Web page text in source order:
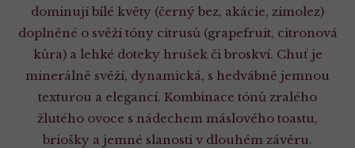
dominují bílé květy (černý bez, akácie, zimolez)
doplněné o svěží tóny citrusů (grapefruit, citronová
kůra) a lehké doteky hrušek či broskví. Chuť je
minerálně svěží, dynamická, s hedvábně jemnou
texturou a elegancí. Kombinace tónů zralého
žlutého ovoce s nádechem máslového toastu,
briošky a jemné slanosti v dlouhém závěru.